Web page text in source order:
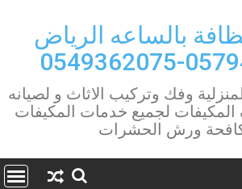
بالساعه الرياض
وفك وتركيب الاثاث و لصيانه
لجميع خدمات المكيفات
ورش الحشرات